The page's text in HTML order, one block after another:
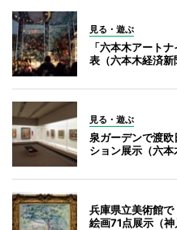
見る・遊ぶ
「六本木アート
表（六本木経済新
見る・遊ぶ
泉ガーデンで渡
ション展示（六本
兵庫県立美術館
絵画71点展示（神